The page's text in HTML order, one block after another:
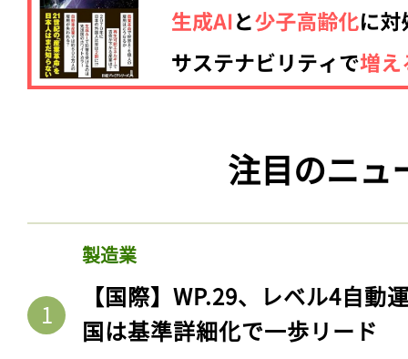
注目のニュ
製造業
【国際】WP.29、レベル4自動
国は基準詳細化で一歩リード